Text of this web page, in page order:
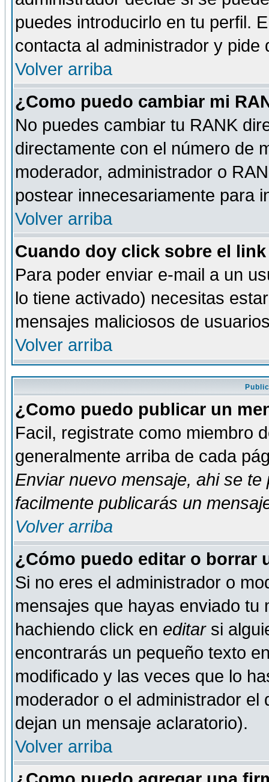
puedes introducirlo en tu perfil.
contacta al administrador y
Volver arriba
¿Como puedo cambiar mi
No puedes cambiar tu RANK
directamente con el número de
moderador, administrador o
postear innecesariamente para
Volver arriba
Cuando doy click sobre el
Para poder enviar e-mail a un
lo tiene activado) necesitas
mensajes maliciosos de
Volver arriba
¿Como puedo publicar un
Facil, registrate como miembro
generalmente arriba de cada
Enviar nuevo mensaje, ahi se te
facilmente publicarás un
Volver arriba
¿Cómo puedo editar o borrar
Si no eres el administrador o
mensajes que hayas enviado tu
hachiendo click en editarsi
encontrarás un pequeño texto
modificado y las veces que lo
moderador o el administrador
dejan un mensaje aclaratorio).
Volver arriba